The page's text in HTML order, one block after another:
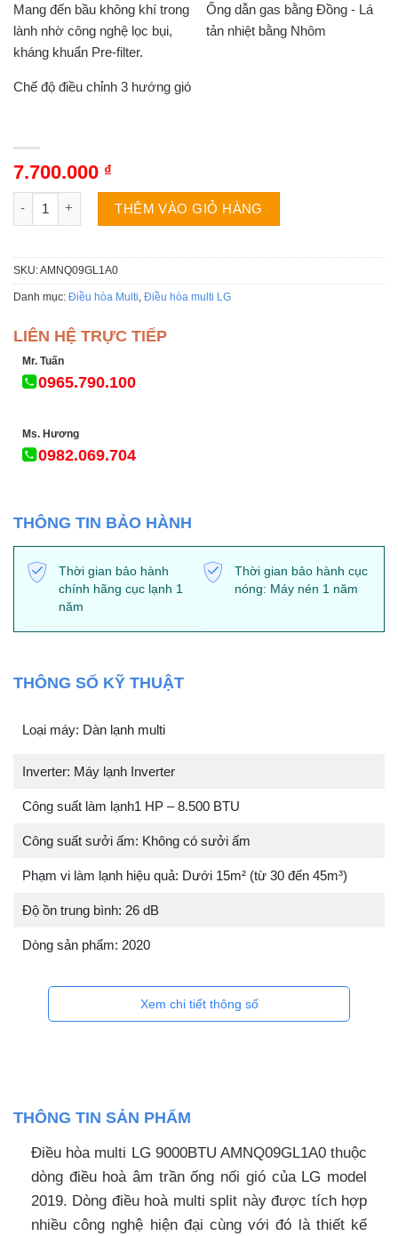
Mang đến bầu không khí trong
lành nhờ công nghệ lọc bụi,
kháng khuẩn Pre-filter.
Ống dẫn gas bằng Đồng - Lá
tản nhiệt bằng Nhôm
Chế độ điều chỉnh 3 hướng gió
7.700.000 ₫
Điều hòa Multi LG AMNQ09GL1A0 inverter âm trần ống nối gió
THÊM VÀO GIỎ HÀNG
SKU:AMNQ09GL1A0
Danh mục: Điều hòa Multi Điều hòa multi LG
LIÊN HỆ TRỰC TIẾP
Mr. Tuấn
0965.790.100
Ms. Hương
0982.069.704
THÔNG TIN BẢO HÀNH
Thời gian bảo hành
chính hãng cục lạnh 1
năm
Thời gian bảo hành cục
nóng: Máy nén 1 năm
THÔNG SỐ KỸ THUẬT
Loại máy: Dàn lạnh multi
Inverter: Máy lạnh Inverter
Công suất làm lạnh1 HP – 8.500 BTU
Công suất sưởi ấm: Không có sưởi ấm
Phạm vi làm lạnh hiệu quả: Dưới 15m² (từ 30 đến 45m³)
Độ ồn trung bình: 26 dB
Dòng sản phẩm: 2020
Xem chi tiết thông số
THÔNG TIN SẢN PHẨM
Điều hòa multi LG 9000BTU AMNQ09GL1A0 thuộc
dòng điều hoà âm trần ống nối gió của LG model
2019. Dòng điều hoà multi split này được tích hợp
nhiều công nghệ hiện đại cùng với đó là thiết kế